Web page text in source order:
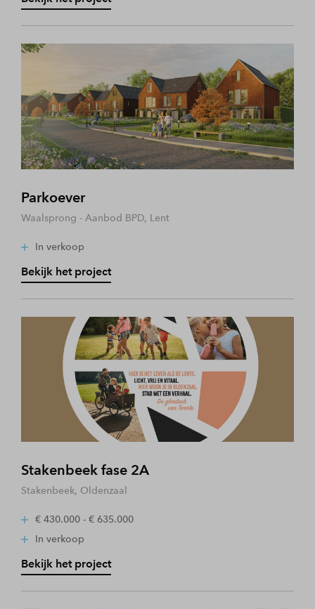
Parkoever
Waalsprong - Aanbod BPD, Lent
In verkoop
Bekijk het project
Stakenbeek fase 2A
Stakenbeek, Oldenzaal
€ 430.000 - € 635.000
In verkoop
Bekijk het project